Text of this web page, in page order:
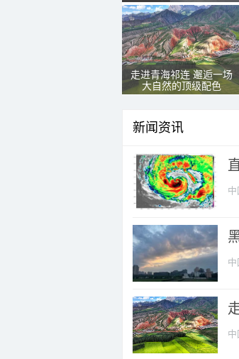
走进青海祁连 邂逅一场
大自然的顶级配色
新闻资讯
中
中